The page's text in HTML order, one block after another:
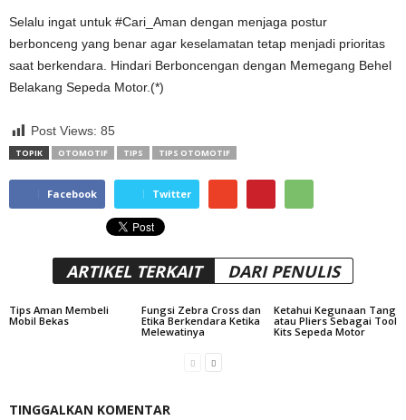
Selalu ingat untuk #Cari_Aman dengan menjaga postur
berbonceng yang benar agar keselamatan tetap menjadi prioritas
saat berkendara. Hindari Berboncengan dengan Memegang Behel
Belakang Sepeda Motor.(*)
Post Views: 85
TOPIK OTOMOTIF TIPS TIPS OTOMOTIF
Facebook Twitter
ARTIKEL TERKAIT DARI PENULIS
Tips Aman Membeli
Mobil Bekas
Fungsi Zebra Cross dan
Etika Berkendara Ketika
Melewatinya
Ketahui Kegunaan Tang
atau Pliers Sebagai Tool
Kits Sepeda Motor
TINGGALKAN KOMENTAR